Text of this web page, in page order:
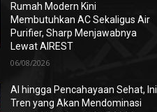
Rumah Modern Kini
Membutuhkan AC Sekaligus Air
Purifier, Sharp Menjawabnya
Lewat AIREST
06/08/2026
AI hingga Pencahayaan Sehat, Ini
Tren yang Akan Mendominasi